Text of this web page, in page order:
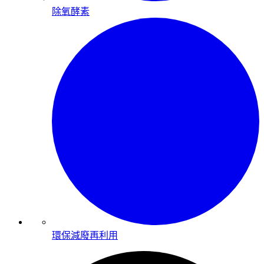
除氧酵素
環保減廢再利用